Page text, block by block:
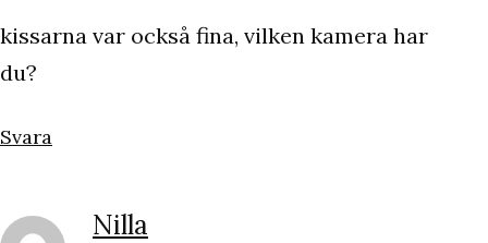
kissarna var också fina, vilken kamera har
du?
Svara
Nilla